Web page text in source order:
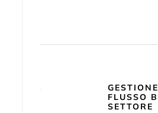
FLUSSO
SETTORE